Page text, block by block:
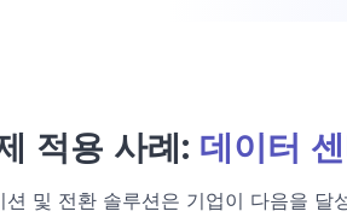
적용 사례: 데이터
및 전환 솔루션은 기업이 다음을 달